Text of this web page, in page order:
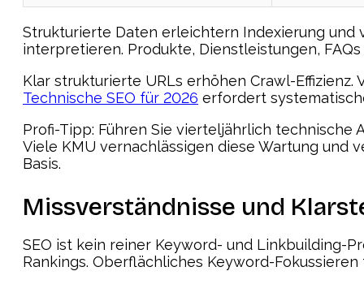
Strukturierte Daten erleichtern Indexierung und
interpretieren. Produkte, Dienstleistungen,
Klar strukturierte URLs erhöhen Crawl-
Technische SEO für 2026 erfordert
Profi-Tipp: Führen Sie vierteljährlich technische
Viele KMU vernachlässigen diese Wartung und
Basis.
Missverständnisse und
SEO ist kein reiner Keyword- und Linkbuilding-
Rankings. Oberflächliches Keyword-